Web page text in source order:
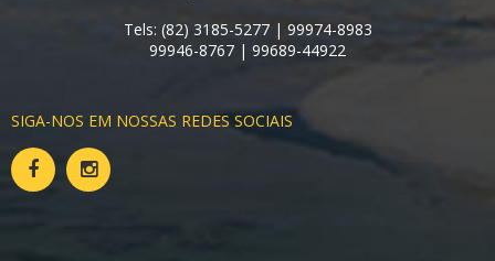
Tels: (82) 3185-5277 | 99974-8983
99946-8767 | 99689-44922
SIGA-NOS EM NOSSAS REDES SOCIAIS